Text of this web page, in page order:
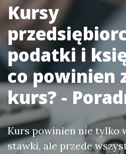
Kursy
podatki i
co powinien
kurs? -
Kurs powinien nie tylko
stawki, ale przede